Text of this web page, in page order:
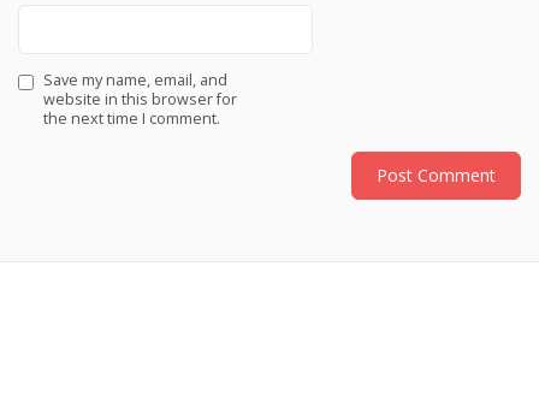
Save my name, email, and
website in this browser for
the next time I comment.